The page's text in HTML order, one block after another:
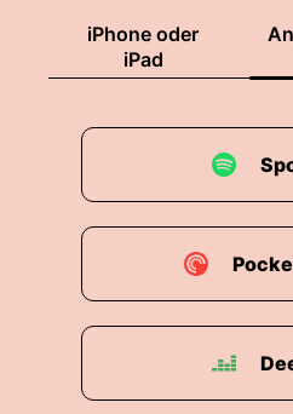
iPhone oder
iPad